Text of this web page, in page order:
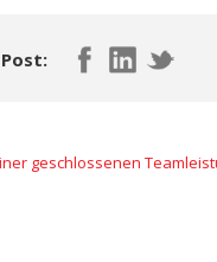
geschlossenen